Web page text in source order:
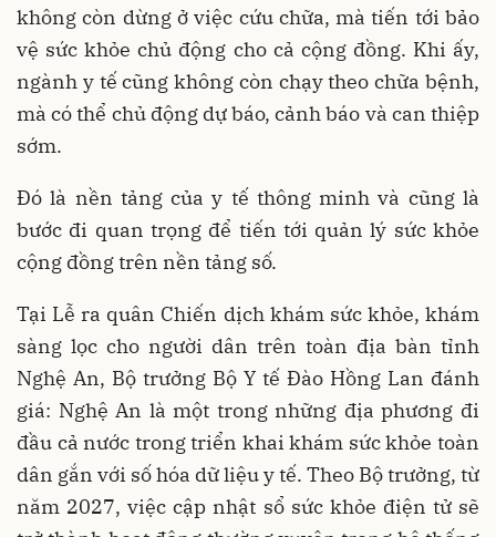
không còn dừng ở việc cứu chữa, mà tiến tới bảo
vệ sức khỏe chủ động cho cả cộng đồng. Khi ấy,
ngành y tế cũng không còn chạy theo chữa bệnh,
mà có thể chủ động dự báo, cảnh báo và can thiệp
sớm.
Đó là nền tảng của y tế thông minh và cũng là
bước đi quan trọng để tiến tới quản lý sức khỏe
cộng đồng trên nền tảng số.
Tại Lễ ra quân Chiến dịch khám sức khỏe, khám
sàng lọc cho người dân trên toàn địa bàn tỉnh
Nghệ An, Bộ trưởng Bộ Y tế Đào Hồng Lan đánh
giá: Nghệ An là một trong những địa phương đi
đầu cả nước trong triển khai khám sức khỏe toàn
dân gắn với số hóa dữ liệu y tế. Theo Bộ trưởng, từ
năm 2027, việc cập nhật sổ sức khỏe điện tử sẽ